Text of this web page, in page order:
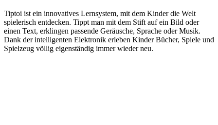
Tiptoi ist ein innovatives Lernsystem, mit dem Kinder die Welt
spielerisch entdecken. Tippt man mit dem Stift auf ein Bild oder
einen Text, erklingen passende Geräusche, Sprache oder Musik.
Dank der intelligenten Elektronik erleben Kinder Bücher, Spiele und
Spielzeug völlig eigenständig immer wieder neu.